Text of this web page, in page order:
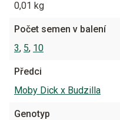
0,01 kg
Počet semen v balení
3, 5, 10
Předci
Moby Dick x Budzilla
Genotyp